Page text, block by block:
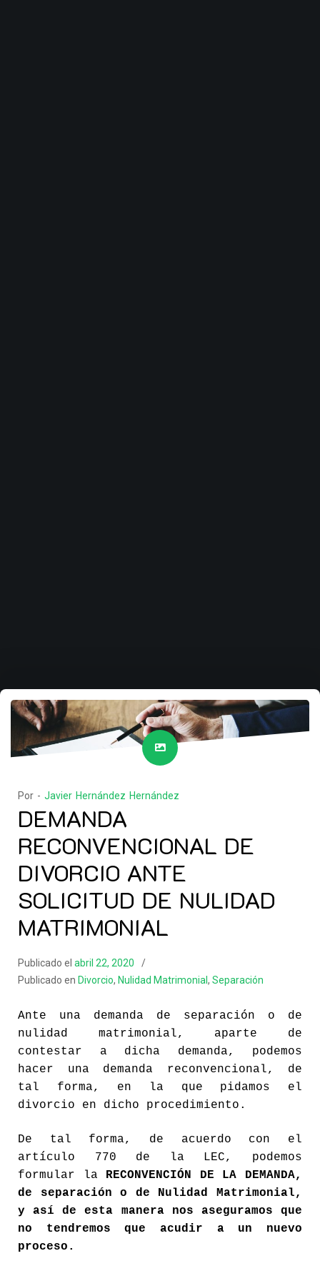
Por - Javier Hernández Hernández
DEMANDA
RECONVENCIONAL DE
DIVORCIO ANTE
SOLICITUD DE NULIDAD
MATRIMONIAL
Publicado el abril 22, 2020
Publicado en Divorcio, Nulidad Matrimonial, Separación
Ante una demanda de separación o de
nulidad matrimonial, aparte de
contestar a dicha demanda, podemos
hacer una demanda reconvencional, de
tal forma, en la que pidamos el
divorcio en dicho procedimiento.
De tal forma, de acuerdo con el
artículo 770 de la LEC, podemos
formular la RECONVENCIÓN DE LA DEMANDA,
de separación o de Nulidad Matrimonial,
yasí de esta manera nos aseguramos que
no tendremos que acudir a un nuevo
proceso.